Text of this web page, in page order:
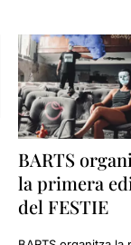
BARTS
la primera
del FESTIE